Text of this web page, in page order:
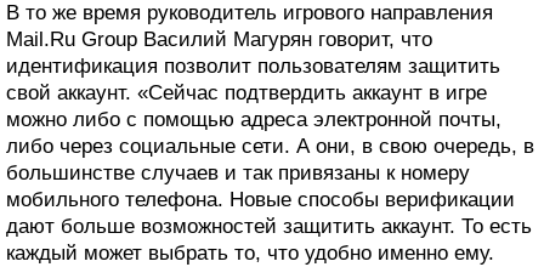
В то же время руководитель игрового направления
Mail.Ru Group Василий Магурян говорит, что
идентификация позволит пользователям защитить
свой аккаунт. «Сейчас подтвердить аккаунт в игре
можно либо с помощью адреса электронной почты,
либо через социальные сети. А они, в свою очередь, в
большинстве случаев и так привязаны к номеру
мобильного телефона. Новые способы верификации
дают больше возможностей защитить аккаунт. То есть
каждый может выбрать то, что удобно именно ему.